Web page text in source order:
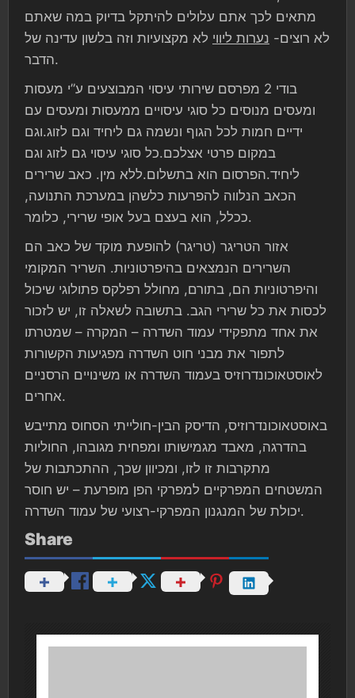
מתאים לכך אתם עלולים להיתקל בדיוק במה שאתם
לא רוצים- נערות ליווי לא מקצועיות וזה בלשון עדינה של
הדבר.
בודי 2 מפרסם שירותי עיסוי המבוצעים ע”י מעסות
ומעסים מנוסים כל סוגי עיסויים ממעסות ומעסים עם
ידיים חמות לכל הגוף ונשמה גם ליחיד וגם לזוג.וגם
במקום פרטי אצלכם.כל סוגי עיסוי גם לזוג וגם
ליחיד.הפרסום הוא בתשלום.ללא מין. כאב שרירים
הכאב הנלווה להפרעות כלשהן במערכת התנועה,
ככלל, הוא בעצם בעל אופי שרירי, כלומר.
אזור הטריגר (טריגר) להופעת מוקד של כאב הם
השרירים הנמצאים בהיפרטוניות. השריר המקומי
והיפרטוניות הם, בתורם, מחולל רפלקס פתולוגי שיכול
לכסות את כל שרירי הגב. בתשובה לשאלה זו, יש לזכור
את אחד מתפקידי עמוד השדרה – המקרה – שמטרתו
לתפור את מבני חוט השדרה מפגיעות הקשורות
לאוסטאוכונדרוזיס בעמוד השדרה או משינויים הרסניים
אחרים.
באוסטאוכונדרוזיס, הדיסק הבין-חולייתי הסחוס מתייבש
בהדרגה, מאבד מגמישותו ומפחית מגובהו, החוליות
מתקרבות זו לזו, ומכיוון שכך, ההתכתבות של
המשטחים המפרקיים למפרקי הפן מופרעת – יש חוסר
יכולת של המנגנון המפרקי-רצועי של עמוד השדרה.
Share